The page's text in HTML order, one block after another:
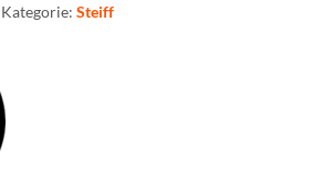
Kategorie: Steiff